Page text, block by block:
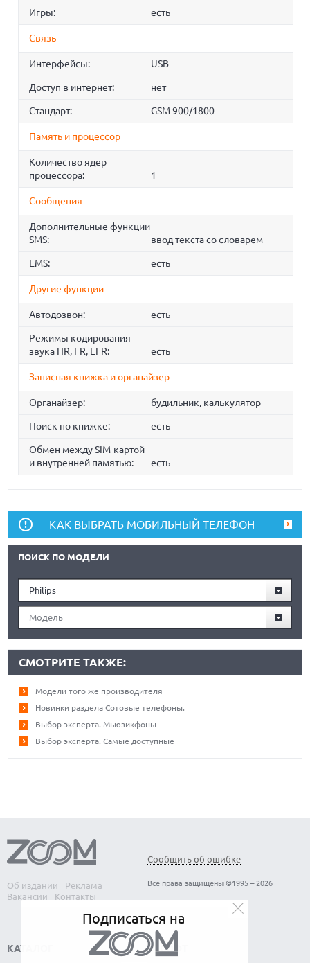
Игры: есть
Связь
Интерфейсы: USB
Доступ в интернет: нет
Стандарт: GSM 900/1800
Память и процессор
Количество ядер
процессора:
1
Сообщения
Дополнительные функции
SMS:
ввод текста со словарем
EMS: есть
Другие функции
Автодозвон: есть
Режимы кодирования
звука HR, FR, EFR:
есть
Записная книжка и органайзер
Органайзер: будильник, калькулятор
Поиск по книжке: есть
Обмен между SIM-картой
и внутренней памятью:
есть
КАК ВЫБРАТЬ МОБИЛЬНЫЙ ТЕЛЕФОН
ПОИСК ПО МОДЕЛИ
Philips
Модель
СМОТРИТЕ ТАКЖЕ:
Модели того же производителя
Новинки раздела Сотовые телефоны.
Выбор эксперта. Мьюзикфоны
Выбор эксперта. Самые доступные
Об издании
Реклама
Вакансии
Контакты
Сообщить об ошибке
Все права защищены ©1995 – 2026
КАТАЛОГ СОФТ
Подписаться на